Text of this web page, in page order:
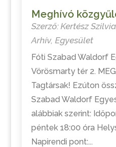
Meghívó
Szerző: Kertész Szilvia
Arhív, Egyesület
Fóti Szabad Waldorf
Vörösmarty tér 2.
Tagtársak! Ezúton
Szabad Waldorf
alábbiak szerint:
péntek 18:00 óra
Napirendi pont:...